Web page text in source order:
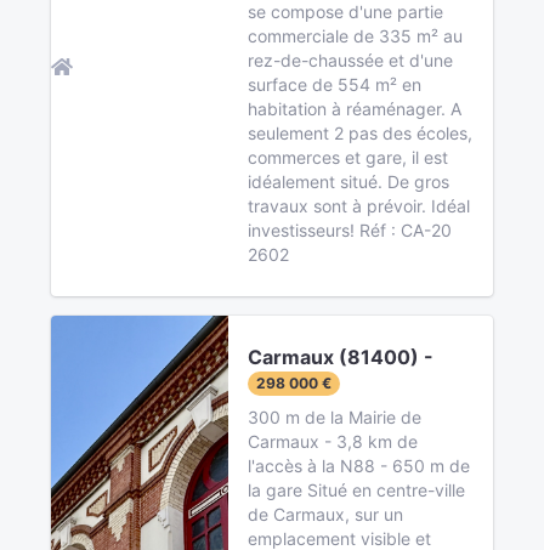
se compose d'une partie
commerciale de 335 m² au
rez-de-chaussée et d'une
surface de 554 m² en
habitation à réaménager. A
seulement 2 pas des écoles,
commerces et gare, il est
idéalement situé. De gros
travaux sont à prévoir. Idéal
investisseurs! Réf : CA-20
2602
Carmaux (81400) -
298 000 €
300 m de la Mairie de
Carmaux - 3,8 km de
l'accès à la N88 - 650 m de
la gare Situé en centre-ville
de Carmaux, sur un
emplacement visible et